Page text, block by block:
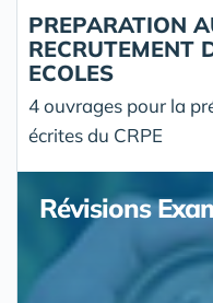
PREPARATION
RECRUTEMENT
ECOLES
4 ouvrages pour la
écrites du CRPE
Révisions